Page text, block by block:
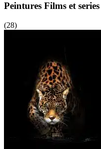
Peintures Films et series
(28)